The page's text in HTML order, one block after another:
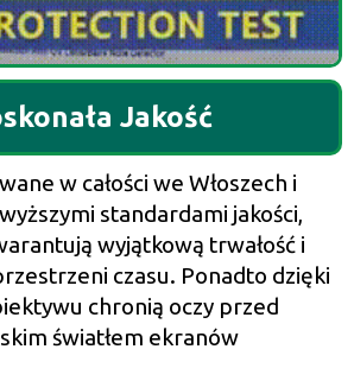
Jakość
w całości we Włoszech i
standardami jakości,
wyjątkową trwałość i
czasu. Ponadto dzięki
chronią oczy przed
światłem ekranów